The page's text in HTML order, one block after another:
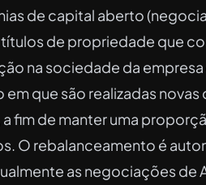
de capital aberto
títulos de propriedade que
na sociedade da empresa
em que são realizadas novas
fim de manter uma
O rebalanceamento é
as negociações de